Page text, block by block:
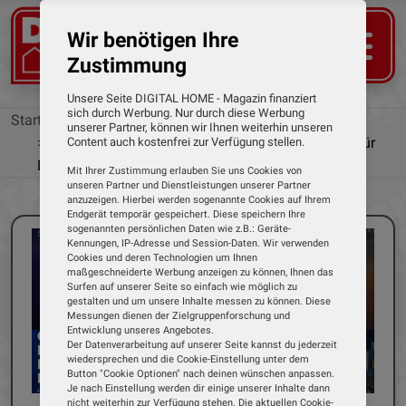
Startseite
News
Telekom-Aktion: Paramount+ 6 Monate gratis für
Mobilfunk- und MagentaTV-Kunden
Wir benötigen Ihre
Zustimmung
Unsere Seite DIGITAL HOME - Magazin finanziert
sich durch Werbung. Nur durch diese Werbung
unserer Partner, können wir Ihnen weiterhin unseren
Content auch kostenfrei zur Verfügung stellen.
Mit Ihrer Zustimmung erlauben Sie uns Cookies von
unseren Partner und Dienstleistungen unserer Partner
anzuzeigen. Hierbei werden sogenannte Cookies auf Ihrem
Endgerät temporär gespeichert. Diese speichern Ihre
sogenannten persönlichen Daten wie z.B.: Geräte-
Kennungen, IP-Adresse und Session-Daten. Wir verwenden
Cookies und deren Technologien um Ihnen
maßgeschneiderte Werbung anzeigen zu können, Ihnen das
Surfen auf unserer Seite so einfach wie möglich zu
gestalten und um unsere Inhalte messen zu können. Diese
Messungen dienen der Zielgruppenforschung und
Entwicklung unseres Angebotes.
Der Datenverarbeitung auf unserer Seite kannst du jederzeit
wiedersprechen und die Cookie-Einstellung unter dem
Button "Cookie Optionen" nach deinen wünschen anpassen.
Je nach Einstellung werden dir einige unserer Inhalte dann
nicht weiterhin zur Verfügung stehen. Die aktuellen Cookie-